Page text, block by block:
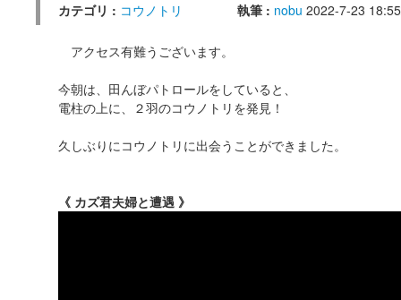
カテゴリ : コウノトリ 執筆 : nobu 2022-7-23 18:55
アクセス有難うございます。
今朝は、田んぼパトロールをしていると、
電柱の上に、２羽のコウノトリを発見！
久しぶりにコウノトリに出会うことができました。
《 カズ君夫婦と遭遇 》